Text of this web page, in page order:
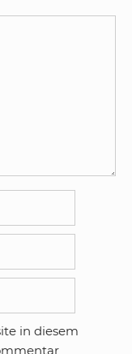
in diesem